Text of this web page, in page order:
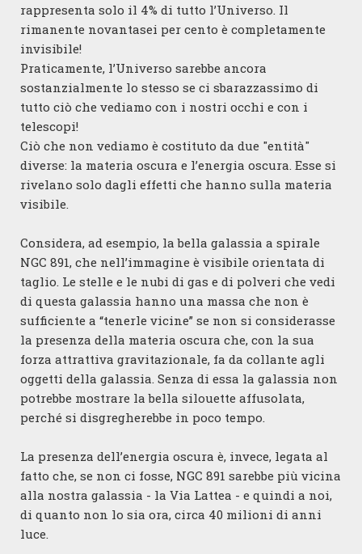
rappresenta solo il 4% di tutto l’Universo. Il
rimanente novantasei per cento è completamente
invisibile!
Praticamente, l’Universo sarebbe ancora
sostanzialmente lo stesso se ci sbarazzassimo di
tutto ciò che vediamo con i nostri occhi e con i
telescopi!
Ciò che non vediamo è costituto da due "entità"
diverse: la materia oscura e l’energia oscura. Esse si
rivelano solo dagli effetti che hanno sulla materia
visibile.
Considera, ad esempio, la bella galassia a spirale
NGC 891, che nell’immagine è visibile orientata di
taglio. Le stelle e le nubi di gas e di polveri che vedi
di questa galassia hanno una massa che non è
sufficiente a “tenerle vicine” se non si considerasse
la presenza della materia oscura che, con la sua
forza attrattiva gravitazionale, fa da collante agli
oggetti della galassia. Senza di essa la galassia non
potrebbe mostrare la bella silouette affusolata,
perché si disgregherebbe in poco tempo.
La presenza dell’energia oscura è, invece, legata al
fatto che, se non ci fosse, NGC 891 sarebbe più vicina
alla nostra galassia - la Via Lattea - e quindi a noi,
di quanto non lo sia ora, circa 40 milioni di anni
luce.